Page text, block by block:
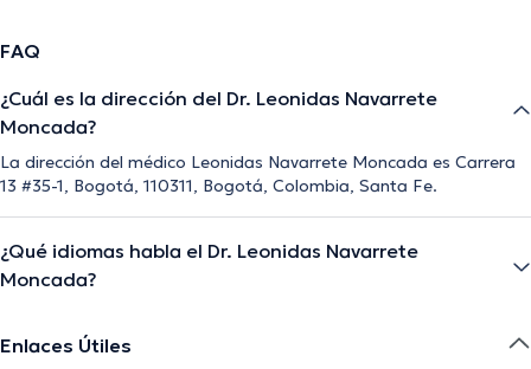
FAQ
¿Cuál es la dirección del Dr. Leonidas Navarrete
Moncada?
La dirección del médico Leonidas Navarrete Moncada es Carrera
13 #35-1, Bogotá, 110311, Bogotá, Colombia, Santa Fe.
¿Qué idiomas habla el Dr. Leonidas Navarrete
Moncada?
Enlaces Útiles